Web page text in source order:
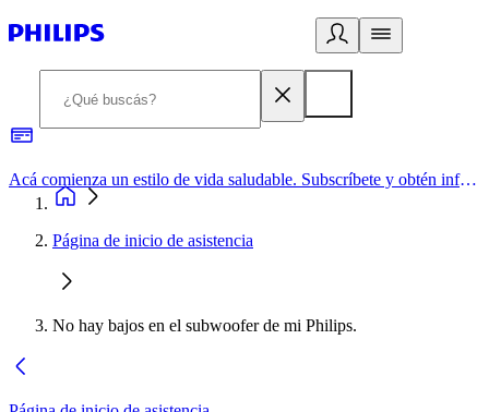
Acá comienza un estilo de vida saludable. Subscríbete y obtén información de primera mano
Página de inicio de asistencia
No hay bajos en el subwoofer de mi Philips.